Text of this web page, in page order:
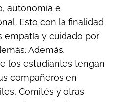
autonomía e
Esto con la finalidad
empatía y cuidado por
Además,
los estudiantes tengan
compañeros en
Comités y otras